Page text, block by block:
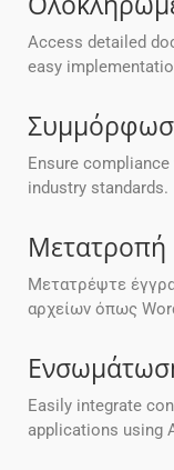
Access detailed
easy
Ensure
industry standards.
Μετατροπή
Μετατρέψτε
αρχείων όπως
Easily integrate
applications using